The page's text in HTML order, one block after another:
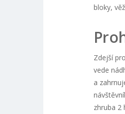
bloky,
Zdejší
vede
a
zhruba 2